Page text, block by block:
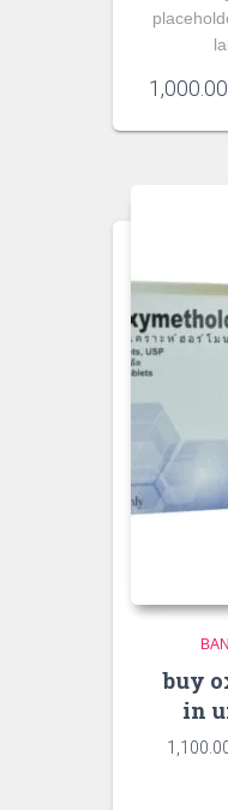
1,000.00
buy
in